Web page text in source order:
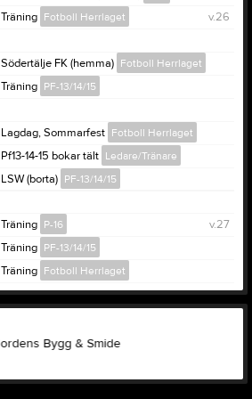
v.26
Träning Fotboll Herrlaget
Södertälje FK (hemma) Fotboll Herrlaget
Träning PF-13/14/15
Lagdag, Sommarfest Fotboll Herrlaget
Pf13-14-15 bokar tält Ledare/Tränare
LSW (borta) PF-13/14/15
v.27
Träning P-16
Träning PF-13/14/15
Träning Fotboll Herrlaget